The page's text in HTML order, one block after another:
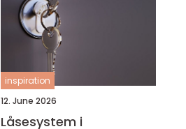
inspiration
12. June 2026
Låsesystem i